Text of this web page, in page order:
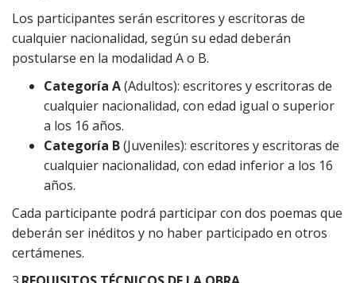
Los participantes serán escritores y escritoras de
cualquier nacionalidad, según su edad deberán
postularse en la modalidad A o B.
Categoría A(Adultos): escritores y escritoras de
cualquier nacionalidad, con edad igual o superior
a los 16 años.
Categoría B(Juveniles): escritores y escritoras de
cualquier nacionalidad, con edad inferior a los 16
años.
Cada participante podrá participar con dos poemas que
deberán ser inéditos y no haber participado en otros
certámenes.